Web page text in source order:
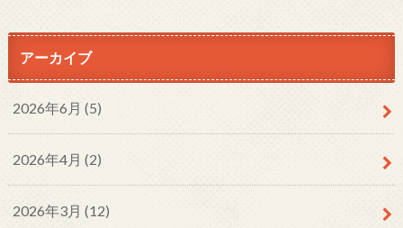
アーカイブ
2026年6月 (5)
2026年4月 (2)
2026年3月 (12)